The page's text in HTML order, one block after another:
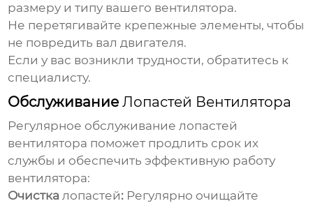
размеру и типу вашего вентилятора.
Не перетягивайте крепежные элементы, чтобы
не повредить вал двигателя.
Если у вас возникли трудности, обратитесь к
специалисту.
ОбслуживаниеЛопастей Вентилятора
Регулярное обслуживаниелопастей
вентилятора поможет продлить срок их
службы и обеспечить эффективную работу
вентилятора:
Очисткалопастей: Регулярно очищайте